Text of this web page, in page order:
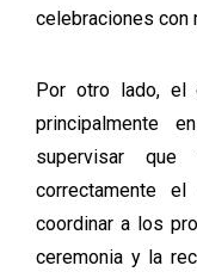
celebraciones con
Por otro lado, el
principalmente
supervisar
correctamente
coordinar a los
ceremonia y la